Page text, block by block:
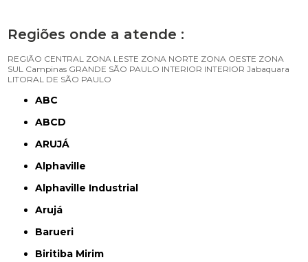
Regiões onde a atende :
REGIÃO CENTRAL ZONA LESTE ZONA NORTE ZONA OESTE ZONA
SUL Campinas GRANDE SÃO PAULO INTERIOR INTERIOR Jabaquara
LITORAL DE SÃO PAULO
ABC
ABCD
ARUJÁ
Alphaville
Alphaville Industrial
Arujá
Barueri
Biritiba Mirim